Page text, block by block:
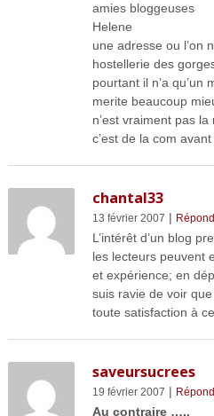
amies bloggeuses
Helene
une adresse ou l’on
hostellerie des
pourtant il n’a qu’un
merite beaucoup
n’est vraiment pas
c’est de la com
chantal33
13 février 2007 |
L’intérêt d’un blog
les lecteurs peuvent
et expérience; en
suis ravie de voir
toute satisfaction à
saveursucrees
19 février 2007 |
Au contraire …..